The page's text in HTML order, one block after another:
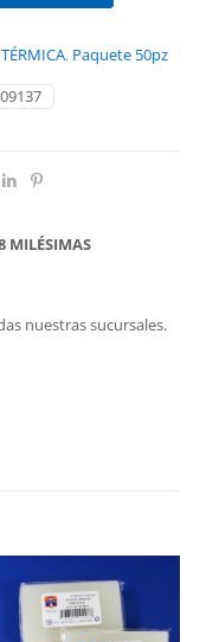
, Paquete 50pz
MILÉSIMAS
nuestras sucursales.